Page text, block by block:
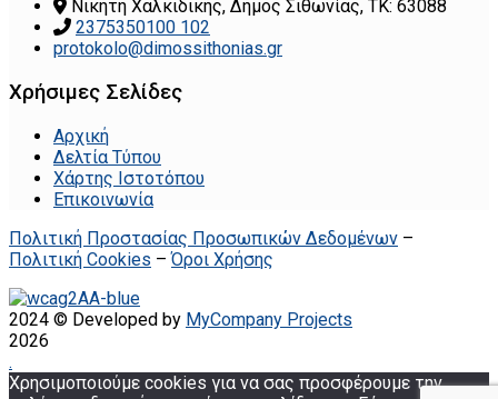
Νικήτη Χαλκιδικής, Δήμος Σιθωνίας, ΤΚ: 63088
2375350100 102
protokolo@dimossithonias.gr
Χρήσιμες Σελίδες
Αρχική
Δελτία Τύπου
Χάρτης Ιστοτόπου
Επικοινωνία
Πολιτική Προστασίας Προσωπικών Δεδομένων –
Πολιτική Cookies –Όροι Χρήσης
2024 © Developed by MyCompany Projects
2026
.
Χρησιμοποιούμε cookies για να σας προσφέρουμε την